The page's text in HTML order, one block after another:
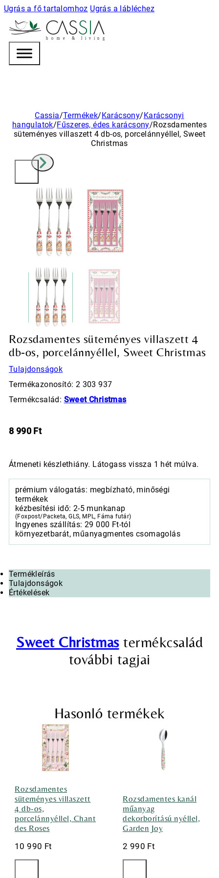
Ugrás a fő tartalomhoz Ugrás a lábléchez
h o m e & l i v i n g
Cassia/Termékek/Karácsony/Karácsonyi
hangulatok/Fűszeres, édes karácsony/Rozsdamentes
süteményes villaszett 4 db-os, porcelánnyéllel, Sweet
Christmas
Rozsdamentes süteményes villaszett 4
db-os, porcelánnyéllel, Sweet Christmas
Tulajdonságok
Termékazonosító: 2 303 937
Termékcsalád: Sweet Christmas
8 990 Ft
Átmeneti készlethiány. Látogass vissza 1 hét múlva.
prémium válogatás: megbízható, minőségi
termékek
kézbesítési idő: 2-5 munkanap
(Foxpost/Packeta, GLS, MPL, Fáma futár)
Ingyenes szállítás: 29 000 Ft-tól
környezetbarát, műanyagmentes csomagolás
Termékleírás
Tulajdonságok
Értékelések
Sweet Christmastermékcsalád
további tagjai
Hasonló termékek
Rozsdamentes
süteményes villaszett
4 db-os,
porcelánnyéllel, Chant
des Roses
10 990 Ft
Rozsdamentes kanál
műanyag
dekorborítású nyéllel,
Garden Joy
2 990 Ft